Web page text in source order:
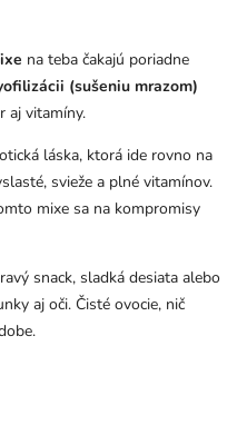
na teba čakajú poriadne
(sušeniu mrazom)
aj vitamíny.
láska, ktorá ide rovno na
svieže a plné vitamínov.
mixe sa na kompromisy
snack, sladká desiata alebo
aj oči. Čisté ovocie, nič